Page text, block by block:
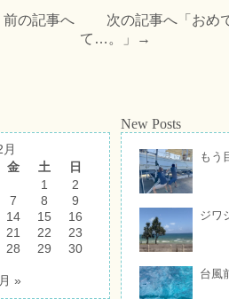
前の記事へ 次の記事へ「 おめ
て…。
」→
金 土
日
1
2
7 8
9
14 15
16
21 22
23
28 29
30
»
New Posts
もう
ジワ
台風